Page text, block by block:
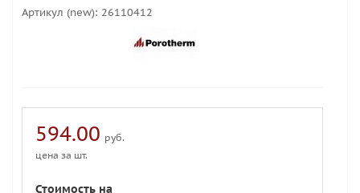
Артикул (new): 26110412
594.00 руб.
цена за шт.
Стоимость на